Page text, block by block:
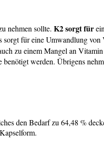
nehmen sollte. K2 sorgt für
für eine Umwandlung
zu einem Mangel an
werden. Übrigens
den Bedarf zu 64,48 %